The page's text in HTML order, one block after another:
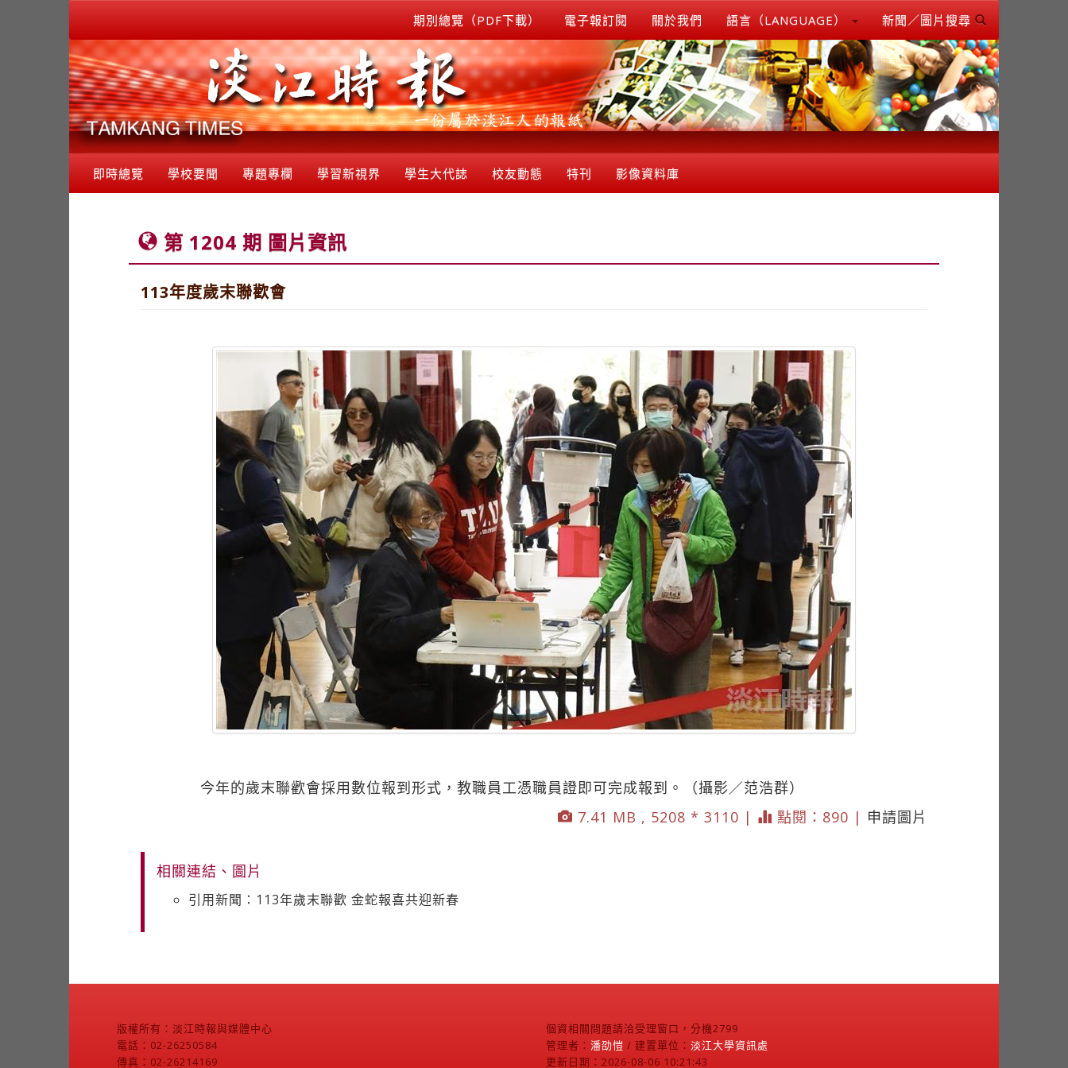
期別總覽（PDF下載） 電子報訂閱 關於我們 語言（LANGUAGE） 新聞／圖片搜尋
即時總覽 學校要聞 專題專欄 學習新視界 學生大代誌 校友動態 特刊 影像資料庫
第 1204 期 圖片資訊
113年度歲末聯歡會
今年的歲末聯歡會採用數位報到形式，教職員工憑職員證即可完成報到。（攝影／范浩群）
7.41 MB , 5208 * 3110 |
點閱：890 | 申請圖片
相關連結、圖片
引用新聞：113年歲末聯歡 金蛇報喜共迎新春
版權所有：淡江時報與媒體中心
電話：02-26250584
傳真：02-26214169
個資相關問題請洽受理窗口，分機2799
管理者： 潘劭愷 / 建置單位： 淡江大學資訊處
更新日期：2026-08-06 10:21:43